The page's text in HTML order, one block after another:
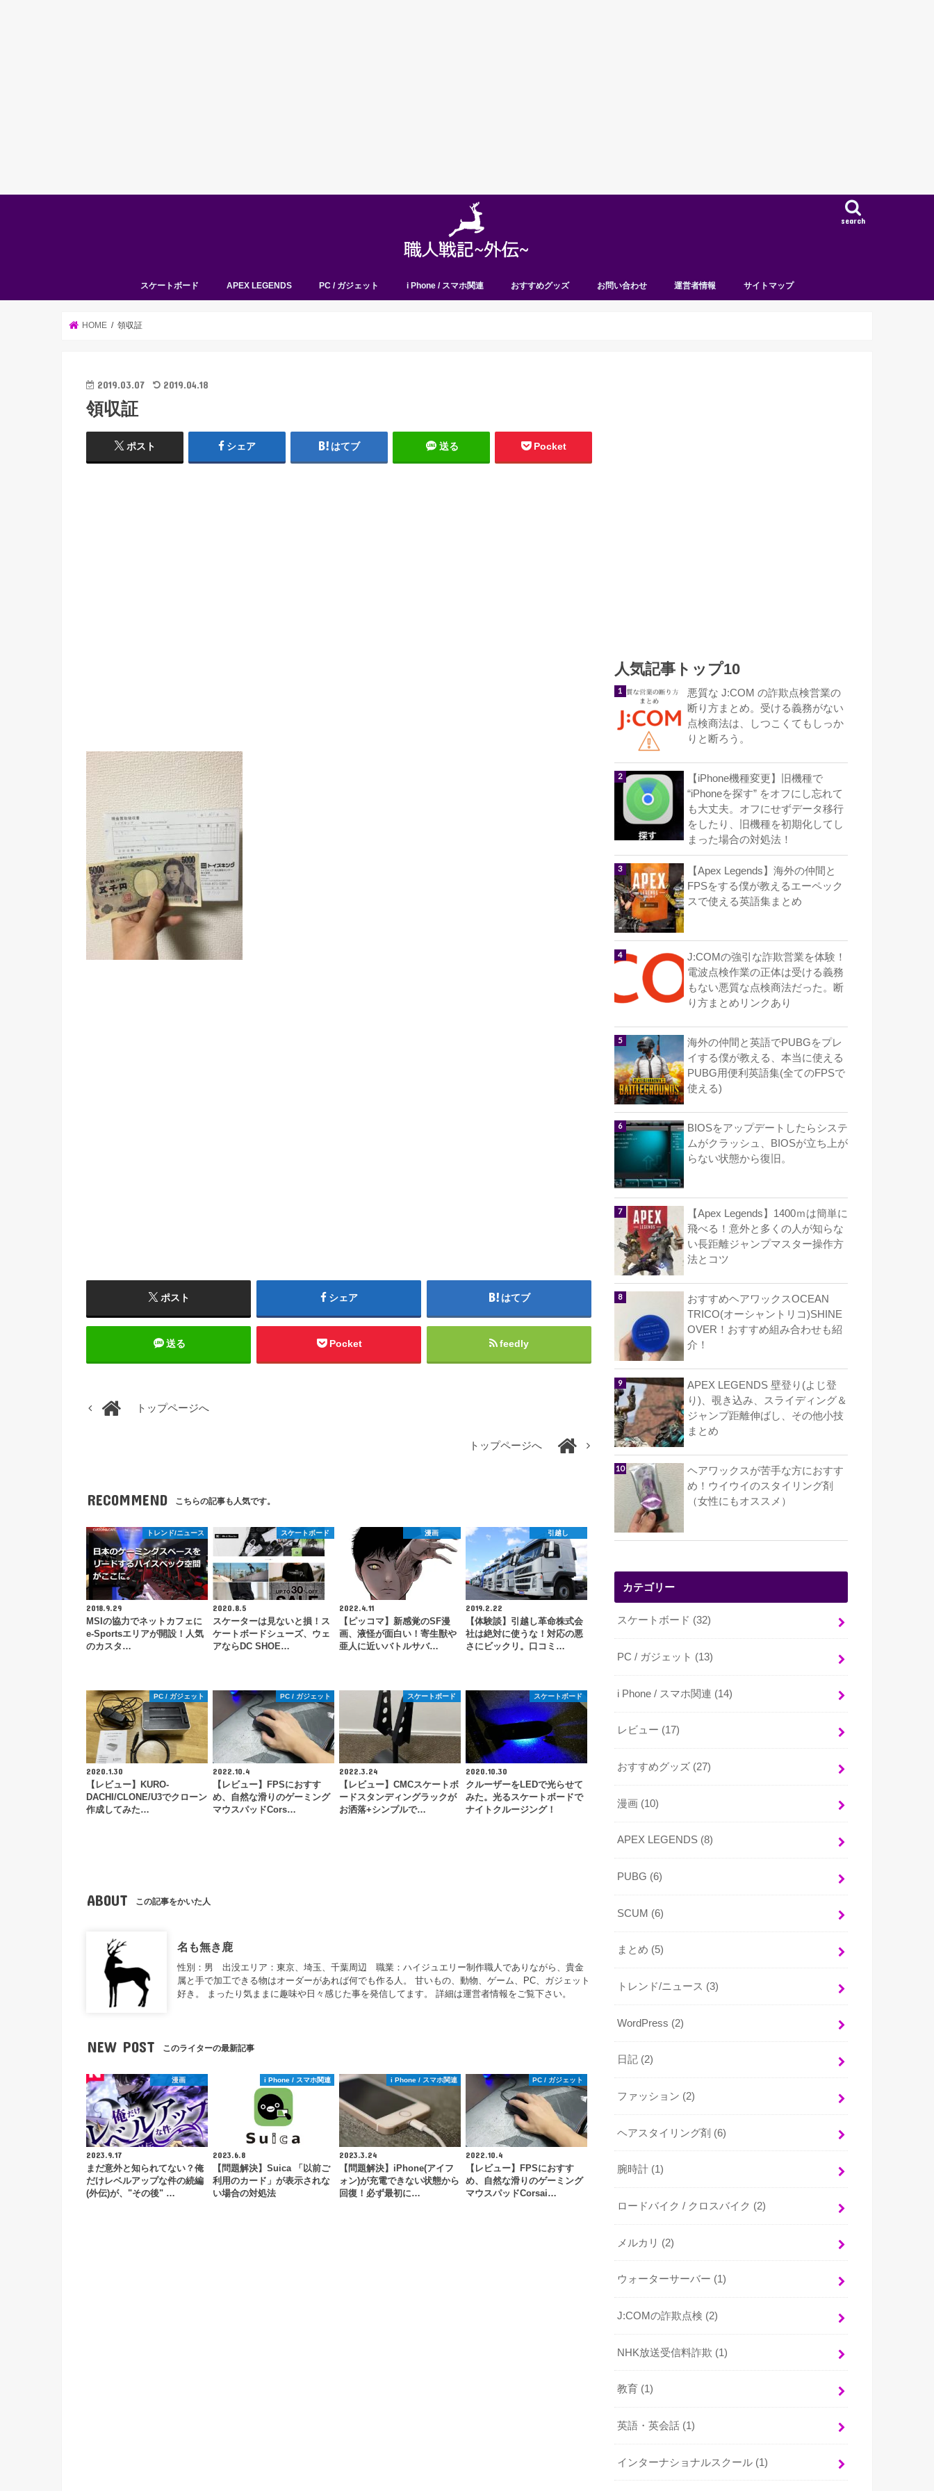
search
スケートボード APEX LEGENDS PC / ガジェット i Phone / スマホ関連 おすすめグッズ お問い合わせ 運営者情報 サイトマップ
HOME 領収証
2019.03.07 2019.04.18
領収証
ポスト シェア はてブ 送る Pocket
ポスト シェア はてブ
送る Pocket feedly
トップページへ
トップページへ
RECOMMEND こちらの記事も人気です。
トレンド/ニュース
2018.9.29
MSIの協力でネットカフェに
e-Sportsエリアが開設！人気
のカスタ…
スケートボード
2020.8.5
スケーターは見ないと損！ス
ケートボードシューズ、ウェ
アならDC SHOE…
漫画
2022.4.11
【ピッコマ】新感覚のSF漫
画、液怪が面白い！寄生獣や
亜人に近いバトルサバ…
引越し
2019.2.22
【体験談】引越し革命株式会
社は絶対に使うな！対応の悪
さにビックリ。口コミ…
PC / ガジェット
2020.1.30
【レビュー】KURO-
DACHI/CLONE/U3でクローン
作成してみた…
PC / ガジェット
2022.10.4
【レビュー】FPSにおすす
め、自然な滑りのゲーミング
マウスパッドCors…
スケートボード
2022.3.24
【レビュー】CMCスケートボ
ードスタンディングラックが
お洒落+シンプルで…
スケートボード
2020.10.30
クルーザーをLEDで光らせて
みた。光るスケートボードで
ナイトクルージング！
ABOUT この記事をかいた人
名も無き鹿
性別：男 出没エリア：東京、埼玉、千葉周辺 職業：ハイジュエリー制作職人でありながら、貴金
属と手で加工できる物はオーダーがあれば何でも作る人。 甘いもの、動物、ゲーム、PC、ガジェット
好き。 まったり気ままに趣味や日々感じた事を発信してます。 詳細は運営者情報をご覧下さい。
NEW POST このライターの最新記事
漫画
2023.9.17
まだ意外と知られてない？俺
だけレベルアップな件の続編
(外伝)が、"その後" …
i Phone / スマホ関連
2023.6.8
【問題解決】Suica 「以前ご
利用のカード」が表示されな
い場合の対処法
i Phone / スマホ関連
2023.3.24
【問題解決】iPhone(アイフ
ォン)が充電できない状態から
回復！必ず最初に…
PC / ガジェット
2022.10.4
【レビュー】FPSにおすす
め、自然な滑りのゲーミング
マウスパッドCorsai…
人気記事トップ10
悪質な J:COM の詐欺点検営業の
断り方まとめ。受ける義務がない
点検商法は、しつこくてもしっか
りと断ろう。
【iPhone機種変更】旧機種で
“iPhoneを探す” をオフにし忘れて
も大丈夫。オフにせずデータ移行
をしたり、旧機種を初期化してし
まった場合の対処法！
【Apex Legends】海外の仲間と
FPSをする僕が教えるエーペック
スで使える英語集まとめ
J:COMの強引な詐欺営業を体験！
電波点検作業の正体は受ける義務
もない悪質な点検商法だった。断
り方まとめリンクあり
海外の仲間と英語でPUBGをプレ
イする僕が教える、本当に使える
PUBG用便利英語集(全てのFPSで
使える)
BIOSをアップデートしたらシステ
ムがクラッシュ、BIOSが立ち上が
らない状態から復旧。
【Apex Legends】1400ｍは簡単に
飛べる！意外と多くの人が知らな
い長距離ジャンプマスター操作方
法とコツ
おすすめヘアワックスOCEAN
TRICO(オーシャントリコ)SHINE
OVER！おすすめ組み合わせも紹
介！
APEX LEGENDS 壁登り(よじ登
り)、覗き込み、スライディング＆
ジャンプ距離伸ばし、その他小技
まとめ
ヘアワックスが苦手な方におすす
め！ウイウイのスタイリング剤
（女性にもオススメ）
カテゴリー
スケートボード (32)
PC / ガジェット (13)
i Phone / スマホ関連 (14)
レビュー (17)
おすすめグッズ (27)
漫画 (10)
APEX LEGENDS (8)
PUBG (6)
SCUM (6)
まとめ (5)
トレンド/ニュース (3)
WordPress (2)
日記 (2)
ファッション (2)
ヘアスタイリング剤 (6)
腕時計 (1)
ロードバイク / クロスバイク (2)
メルカリ (2)
ウォーターサーバー (1)
J:COMの詐欺点検 (2)
NHK放送受信料詐欺 (1)
教育 (1)
英語・英会話 (1)
インターナショナルスクール (1)